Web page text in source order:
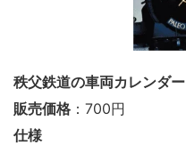
秩父鉄道の車両カレンダー
販売価格 ：700円
仕様